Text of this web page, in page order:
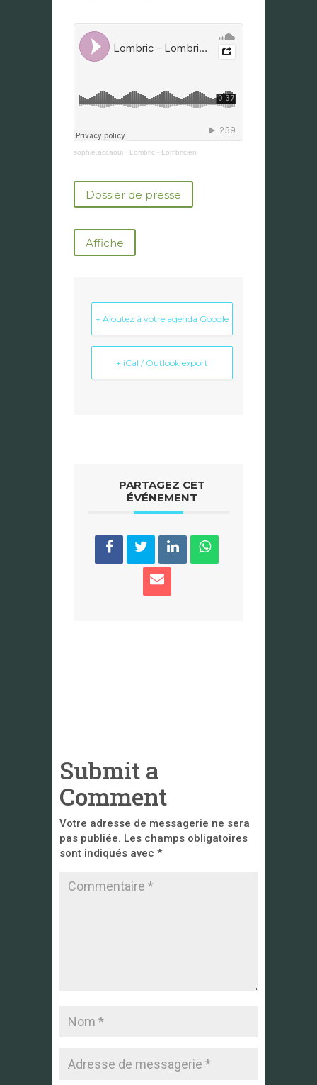
sophie.accaoui · Lombric - Lombricien
Dossier de presse
Affiche
+ Ajoutez à votre agenda Google
+ iCal / Outlook export
PARTAGEZ CET
ÉVÉNEMENT
Submit a
Comment
Votre adresse de messagerie ne sera
pas publiée. Les champs obligatoires
sont indiqués avec *